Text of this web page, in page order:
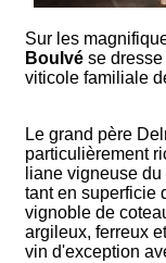
Sur les
Boulvé se
viticole familiale
Le grand père
particulièrement
liane vigneuse
tant en superficie
vignoble de
argileux, ferreux
vin d'exception